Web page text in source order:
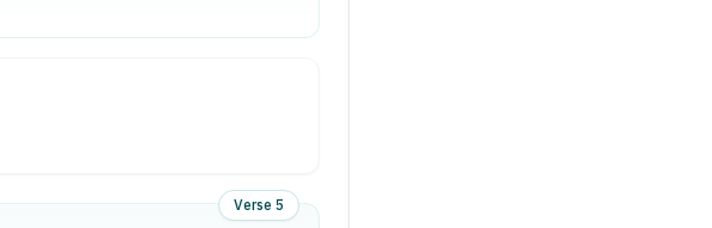
Verse 5